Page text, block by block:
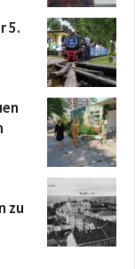
5.
zu